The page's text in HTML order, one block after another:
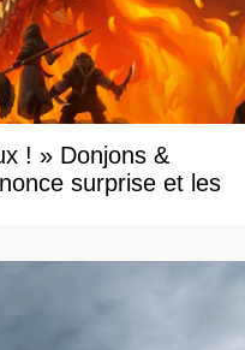
! » Donjons &
surprise et les